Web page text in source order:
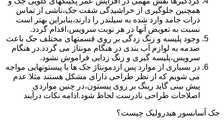
همچنین جلوگیری از خراشیدگی شفت جک،ناشی از تماس
ذرات جامد وارد شده به سیلندر را دارند،بنابراین بهتر است
نسبت به تعویض آنها در هر نوبت سرویس،اقدام گردد.
وجود پلیسه و زنگ زدگی بر روی قسمتهای مختلف جک باعث
صدمه به لوازم آب بندی در هنگام مونتاژ می گردد.در هنگام
سرویس،پلیسه گیری و زنگ زدایی فراموش نشود.
در بسیاری از موارد پس ازدمونتاژ جک ها با پیستونهایی مواجه
می شویم که از نظر طراحی دارای مشکل هستند مثلا عدم
پیش بینی گاید رینگ بر روی پیستون،در چنین مواردی
اصلاحات طراحی نادرست لحاظ شود.ادامه نکات درآیند
جک آسانسور هیدرولیک چیست؟